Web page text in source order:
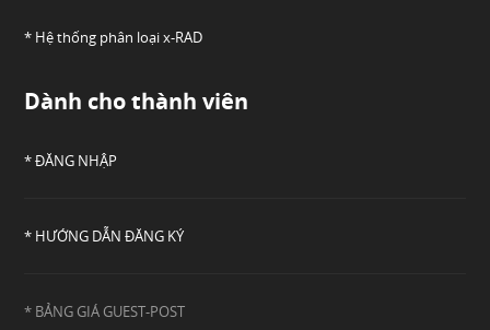
* Hệ thống phân loại x-RAD
Dành cho thành viên
* ĐĂNG NHẬP
* HƯỚNG DẪN ĐĂNG KÝ
* BẢNG GIÁ GUEST-POST